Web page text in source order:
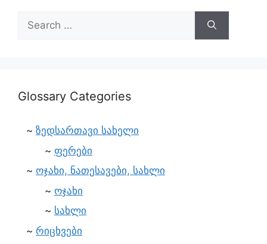
Glossary Categories
ზედსართავი სახელი
ფერები
ოჯახი, ნათესავები, სახლი
ოჯახი
სახლი
რიცხვები